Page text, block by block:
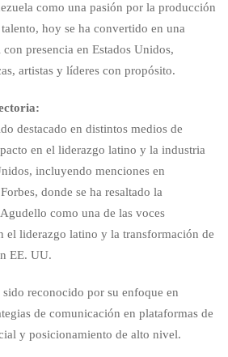
como una pasión por la producción
hoy se ha convertido en una
presencia en Estados Unidos,
artistas y líderes con propósito.
destacado en distintos medios de
en el liderazgo latino y la industria
incluyendo menciones en
donde se ha resaltado la
como una de las voces
el liderazgo latino y la transformación de
EE. UU.
reconocido por su enfoque en
de comunicación en plataformas de
y posicionamiento de alto nivel.